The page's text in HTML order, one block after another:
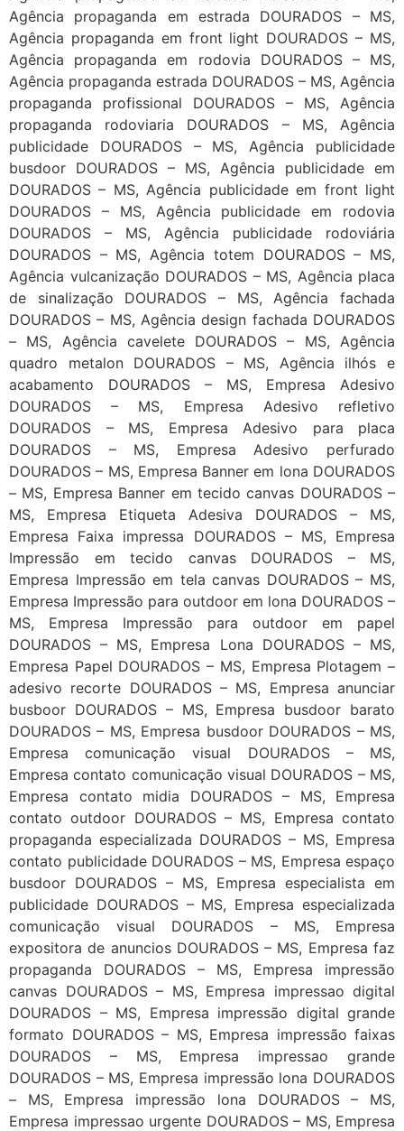
Agência propaganda em estrada DOURADOS – MS,
Agência propaganda em front light DOURADOS – MS,
Agência propaganda em rodovia DOURADOS – MS,
Agência propaganda estrada DOURADOS – MS, Agência
propaganda profissional DOURADOS – MS, Agência
propaganda rodoviaria DOURADOS – MS, Agência
publicidade DOURADOS – MS, Agência publicidade
busdoor DOURADOS – MS, Agência publicidade em
DOURADOS – MS, Agência publicidade em front light
DOURADOS – MS, Agência publicidade em rodovia
DOURADOS – MS, Agência publicidade rodoviária
DOURADOS – MS, Agência totem DOURADOS – MS,
Agência vulcanização DOURADOS – MS, Agência placa
de sinalização DOURADOS – MS, Agência fachada
DOURADOS – MS, Agência design fachada DOURADOS
– MS, Agência cavelete DOURADOS – MS, Agência
quadro metalon DOURADOS – MS, Agência ilhós e
acabamento DOURADOS – MS, Empresa Adesivo
DOURADOS – MS, Empresa Adesivo refletivo
DOURADOS – MS, Empresa Adesivo para placa
DOURADOS – MS, Empresa Adesivo perfurado
DOURADOS – MS, Empresa Banner em lona DOURADOS
– MS, Empresa Banner em tecido canvas DOURADOS –
MS, Empresa Etiqueta Adesiva DOURADOS – MS,
Empresa Faixa impressa DOURADOS – MS, Empresa
Impressão em tecido canvas DOURADOS – MS,
Empresa Impressão em tela canvas DOURADOS – MS,
Empresa Impressão para outdoor em lona DOURADOS –
MS, Empresa Impressão para outdoor em papel
DOURADOS – MS, Empresa Lona DOURADOS – MS,
Empresa Papel DOURADOS – MS, Empresa Plotagem –
adesivo recorte DOURADOS – MS, Empresa anunciar
busboor DOURADOS – MS, Empresa busdoor barato
DOURADOS – MS, Empresa busdoor DOURADOS – MS,
Empresa comunicação visual DOURADOS – MS,
Empresa contato comunicação visual DOURADOS – MS,
Empresa contato midia DOURADOS – MS, Empresa
contato outdoor DOURADOS – MS, Empresa contato
propaganda especializada DOURADOS – MS, Empresa
contato publicidade DOURADOS – MS, Empresa espaço
busdoor DOURADOS – MS, Empresa especialista em
publicidade DOURADOS – MS, Empresa especializada
comunicação visual DOURADOS – MS, Empresa
expositora de anuncios DOURADOS – MS, Empresa faz
propaganda DOURADOS – MS, Empresa impressão
canvas DOURADOS – MS, Empresa impressao digital
DOURADOS – MS, Empresa impressão digital grande
formato DOURADOS – MS, Empresa impressão faixas
DOURADOS – MS, Empresa impressao grande
DOURADOS – MS, Empresa impressão lona DOURADOS
– MS, Empresa impressão lona DOURADOS – MS,
Empresa impressao urgente DOURADOS – MS, Empresa